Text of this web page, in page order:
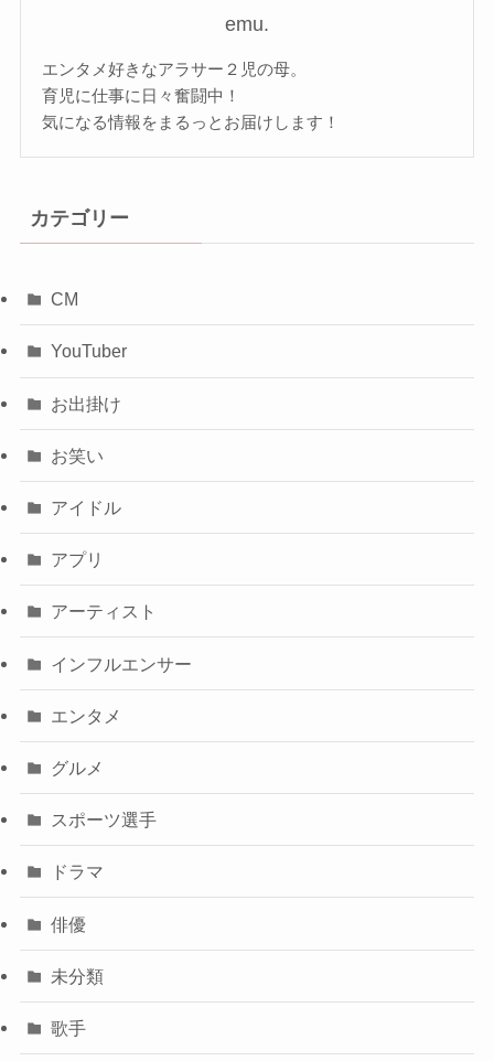
emu.
エンタメ好きなアラサー２児の母。
育児に仕事に日々奮闘中！
気になる情報をまるっとお届けします！
カテゴリー
CM
YouTuber
お出掛け
お笑い
アイドル
アプリ
アーティスト
インフルエンサー
エンタメ
グルメ
スポーツ選手
ドラマ
俳優
未分類
歌手